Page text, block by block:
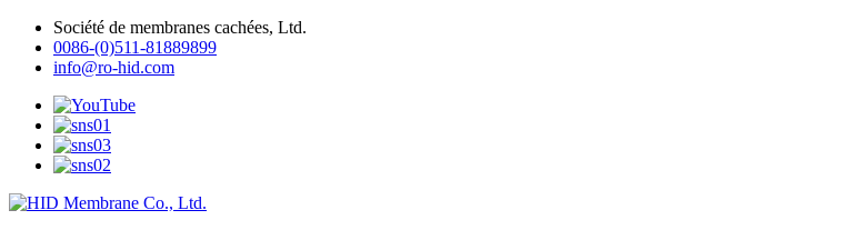
Société de membranes cachées, Ltd.
0086-(0)511-81889899
info@ro-hid.com